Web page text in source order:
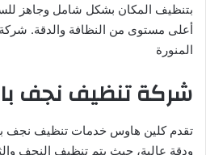
بتنظيف المكان بشكل شامل وجاهز
أعلى مستوى من النظافة والدقة. شركة
المنورة
شركة تنظيف نجف
تقدم كلين هاوس خدمات تنظيف نجف
ودقة عالية، حيث يتم تنظيف النجف